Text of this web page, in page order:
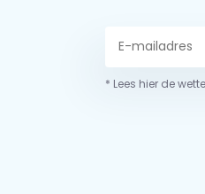
* Lees hier de